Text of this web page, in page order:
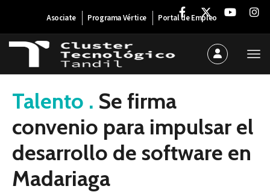
Asociate Programa Vértice Portal de Empleo
6 de abril de 2021
Talento . Se firma
convenio para impulsar el
desarrollo de software en
Madariaga